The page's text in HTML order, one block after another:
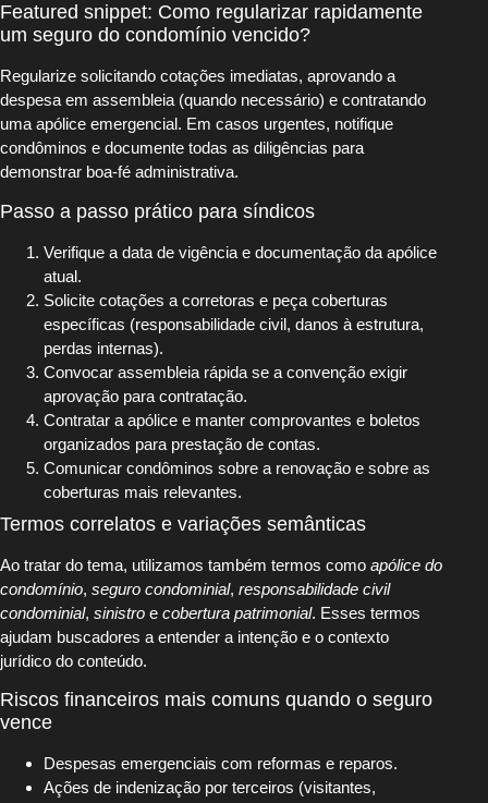
Featured snippet: Como regularizar rapidamente
um seguro do condomínio vencido?
Regularize solicitando cotações imediatas, aprovando a
despesa em assembleia (quando necessário) e contratando
uma apólice emergencial. Em casos urgentes, notifique
condôminos e documente todas as diligências para
demonstrar boa-fé administrativa.
Passo a passo prático para síndicos
Verifique a data de vigência e documentação da apólice
atual.
Solicite cotações a corretoras e peça coberturas
específicas (responsabilidade civil, danos à estrutura,
perdas internas).
Convocar assembleia rápida se a convenção exigir
aprovação para contratação.
Contratar a apólice e manter comprovantes e boletos
organizados para prestação de contas.
Comunicar condôminos sobre a renovação e sobre as
coberturas mais relevantes.
Termos correlatos e variações semânticas
Ao tratar do tema, utilizamos também termos como apólice do
condomínio, seguro condominial, responsabilidade civil
condominial, sinistro e cobertura patrimonial. Esses termos
ajudam buscadores a entender a intenção e o contexto
jurídico do conteúdo.
Riscos financeiros mais comuns quando o seguro
vence
Despesas emergenciais com reformas e reparos.
Ações de indenização por terceiros (visitantes,